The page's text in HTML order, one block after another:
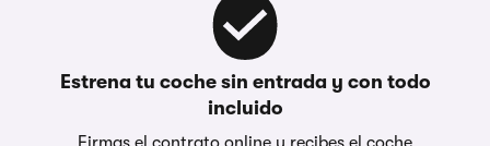
Estrena tu coche sin entrada y con todo
incluido